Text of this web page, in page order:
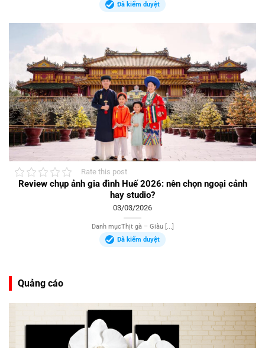
Đã kiểm duyệt
Rate this post
Review chụp ảnh gia đình Huế 2026: nên chọn ngoại cảnh
hay studio?
03/03/2026
Danh mụcThịt gà – Giàu [...]
Đã kiểm duyệt
Quảng cáo